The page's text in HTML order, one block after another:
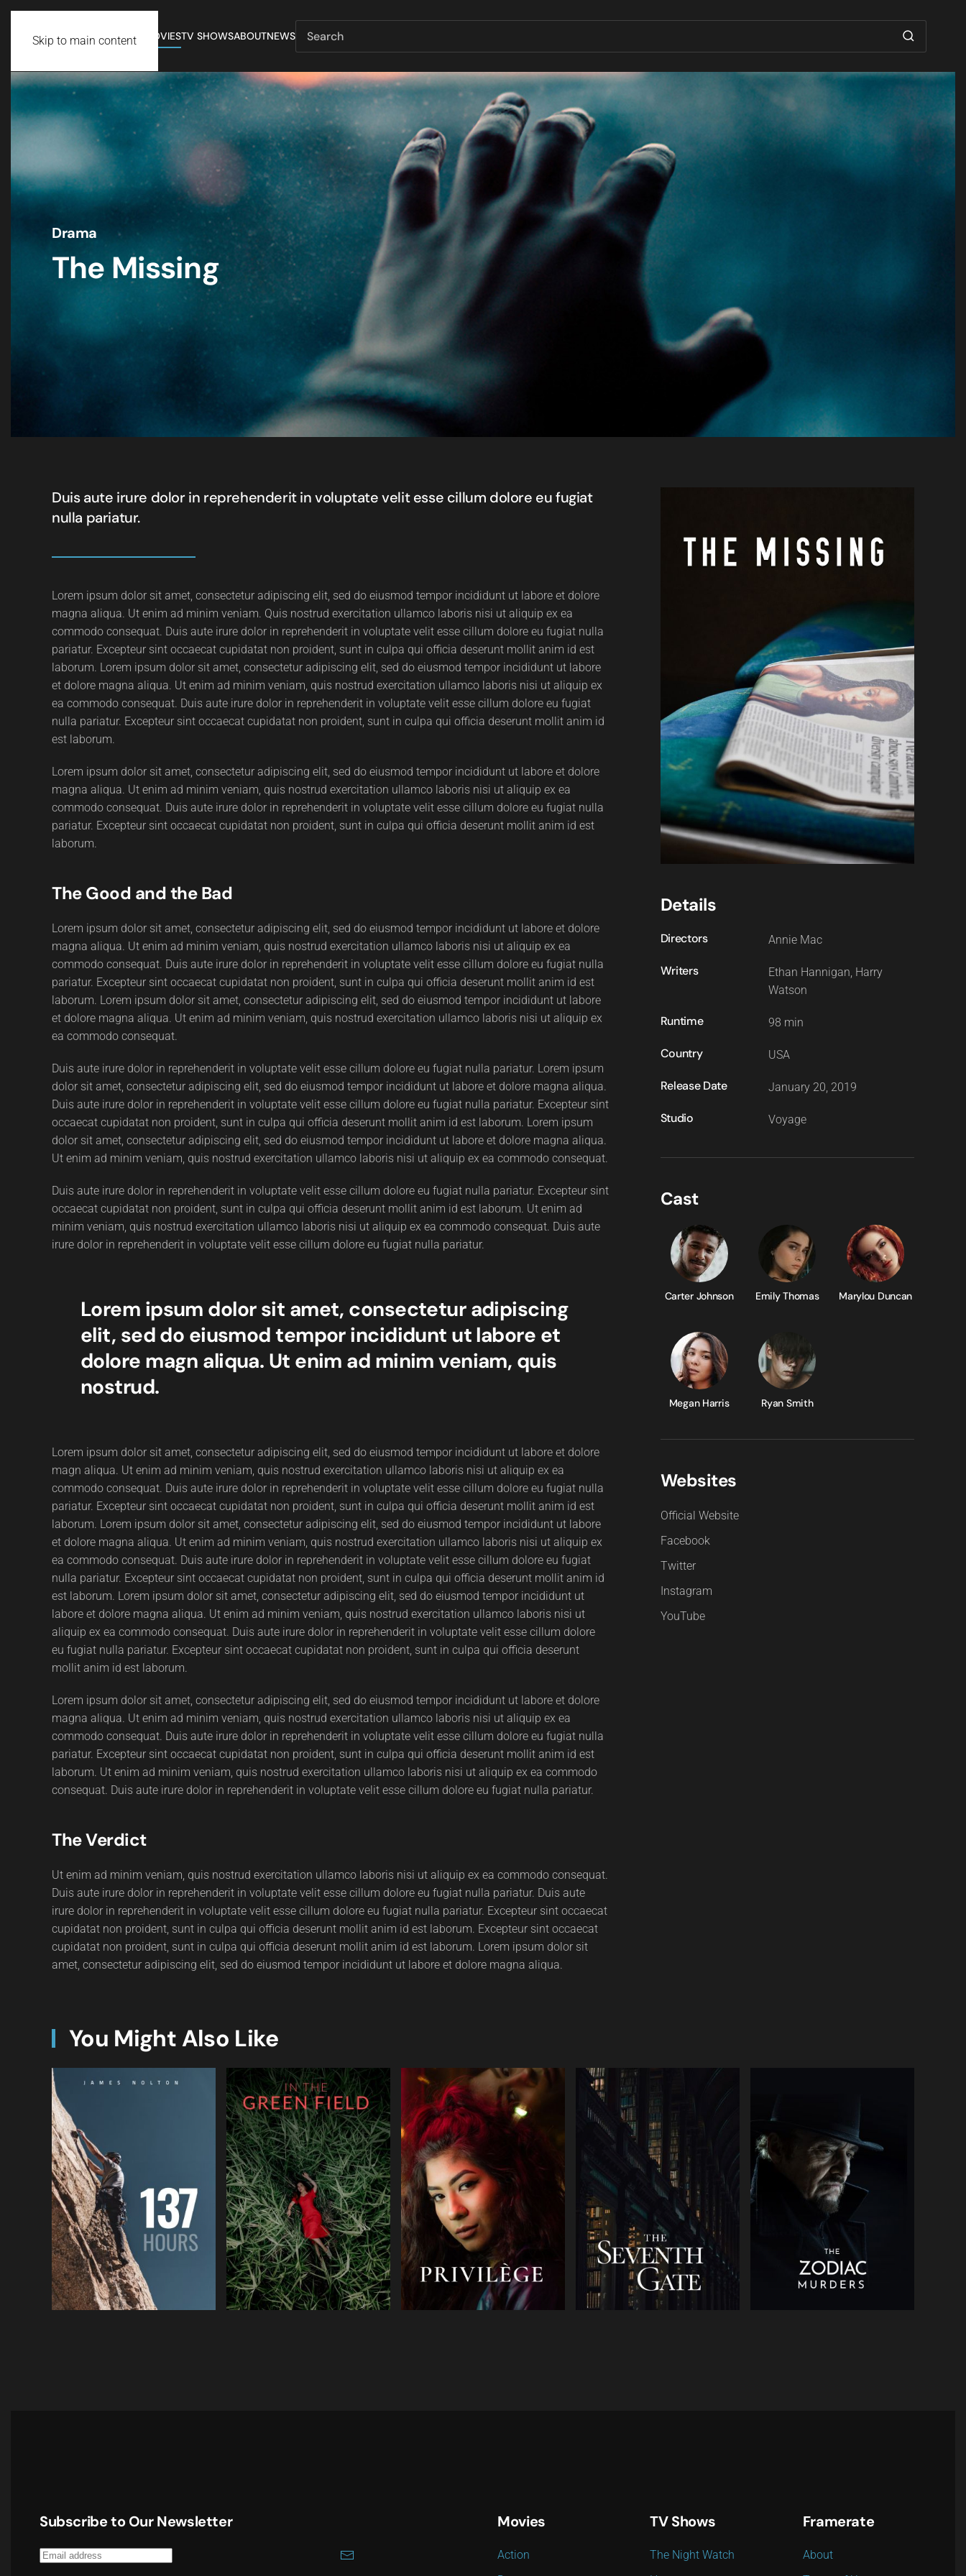
Skip to main content MOVIESTV SHOWSABOUTNEWS
Drama
The Missing
Duis aute irure dolor in reprehenderit in voluptate velit esse cillum dolore eu fugiat
nulla pariatur.
Lorem ipsum dolor sit amet, consectetur adipiscing elit, sed do eiusmod tempor incididunt ut labore et dolore
magna aliqua. Ut enim ad minim veniam. Quis nostrud exercitation ullamco laboris nisi ut aliquip ex ea
commodo consequat. Duis aute irure dolor in reprehenderit in voluptate velit esse cillum dolore eu fugiat nulla
pariatur. Excepteur sint occaecat cupidatat non proident, sunt in culpa qui officia deserunt mollit anim id est
laborum. Lorem ipsum dolor sit amet, consectetur adipiscing elit, sed do eiusmod tempor incididunt ut labore
et dolore magna aliqua. Ut enim ad minim veniam, quis nostrud exercitation ullamco laboris nisi ut aliquip ex
ea commodo consequat. Duis aute irure dolor in reprehenderit in voluptate velit esse cillum dolore eu fugiat
nulla pariatur. Excepteur sint occaecat cupidatat non proident, sunt in culpa qui officia deserunt mollit anim id
est laborum.
Lorem ipsum dolor sit amet, consectetur adipiscing elit, sed do eiusmod tempor incididunt ut labore et dolore
magna aliqua. Ut enim ad minim veniam, quis nostrud exercitation ullamco laboris nisi ut aliquip ex ea
commodo consequat. Duis aute irure dolor in reprehenderit in voluptate velit esse cillum dolore eu fugiat nulla
pariatur. Excepteur sint occaecat cupidatat non proident, sunt in culpa qui officia deserunt mollit anim id est
laborum.
The Good and the Bad
Lorem ipsum dolor sit amet, consectetur adipiscing elit, sed do eiusmod tempor incididunt ut labore et dolore
magna aliqua. Ut enim ad minim veniam, quis nostrud exercitation ullamco laboris nisi ut aliquip ex ea
commodo consequat. Duis aute irure dolor in reprehenderit in voluptate velit esse cillum dolore eu fugiat nulla
pariatur. Excepteur sint occaecat cupidatat non proident, sunt in culpa qui officia deserunt mollit anim id est
laborum. Lorem ipsum dolor sit amet, consectetur adipiscing elit, sed do eiusmod tempor incididunt ut labore
et dolore magna aliqua. Ut enim ad minim veniam, quis nostrud exercitation ullamco laboris nisi ut aliquip ex
ea commodo consequat.
Duis aute irure dolor in reprehenderit in voluptate velit esse cillum dolore eu fugiat nulla pariatur. Lorem ipsum
dolor sit amet, consectetur adipiscing elit, sed do eiusmod tempor incididunt ut labore et dolore magna aliqua.
Duis aute irure dolor in reprehenderit in voluptate velit esse cillum dolore eu fugiat nulla pariatur. Excepteur sint
occaecat cupidatat non proident, sunt in culpa qui officia deserunt mollit anim id est laborum. Lorem ipsum
dolor sit amet, consectetur adipiscing elit, sed do eiusmod tempor incididunt ut labore et dolore magna aliqua.
Ut enim ad minim veniam, quis nostrud exercitation ullamco laboris nisi ut aliquip ex ea commodo consequat.
Duis aute irure dolor in reprehenderit in voluptate velit esse cillum dolore eu fugiat nulla pariatur. Excepteur sint
occaecat cupidatat non proident, sunt in culpa qui officia deserunt mollit anim id est laborum. Ut enim ad
minim veniam, quis nostrud exercitation ullamco laboris nisi ut aliquip ex ea commodo consequat. Duis aute
irure dolor in reprehenderit in voluptate velit esse cillum dolore eu fugiat nulla pariatur.
Lorem ipsum dolor sit amet, consectetur adipiscing
elit, sed do eiusmod tempor incididunt ut labore et
dolore magn aliqua. Ut enim ad minim veniam, quis
nostrud.
Lorem ipsum dolor sit amet, consectetur adipiscing elit, sed do eiusmod tempor incididunt ut labore et dolore
magn aliqua. Ut enim ad minim veniam, quis nostrud exercitation ullamco laboris nisi ut aliquip ex ea
commodo consequat. Duis aute irure dolor in reprehenderit in voluptate velit esse cillum dolore eu fugiat nulla
pariatur. Excepteur sint occaecat cupidatat non proident, sunt in culpa qui officia deserunt mollit anim id est
laborum. Lorem ipsum dolor sit amet, consectetur adipiscing elit, sed do eiusmod tempor incididunt ut labore
et dolore magna aliqua. Ut enim ad minim veniam, quis nostrud exercitation ullamco laboris nisi ut aliquip ex
ea commodo consequat. Duis aute irure dolor in reprehenderit in voluptate velit esse cillum dolore eu fugiat
nulla pariatur. Excepteur sint occaecat cupidatat non proident, sunt in culpa qui officia deserunt mollit anim id
est laborum. Lorem ipsum dolor sit amet, consectetur adipiscing elit, sed do eiusmod tempor incididunt ut
labore et dolore magna aliqua. Ut enim ad minim veniam, quis nostrud exercitation ullamco laboris nisi ut
aliquip ex ea commodo consequat. Duis aute irure dolor in reprehenderit in voluptate velit esse cillum dolore
eu fugiat nulla pariatur. Excepteur sint occaecat cupidatat non proident, sunt in culpa qui officia deserunt
mollit anim id est laborum.
Lorem ipsum dolor sit amet, consectetur adipiscing elit, sed do eiusmod tempor incididunt ut labore et dolore
magna aliqua. Ut enim ad minim veniam, quis nostrud exercitation ullamco laboris nisi ut aliquip ex ea
commodo consequat. Duis aute irure dolor in reprehenderit in voluptate velit esse cillum dolore eu fugiat nulla
pariatur. Excepteur sint occaecat cupidatat non proident, sunt in culpa qui officia deserunt mollit anim id est
laborum. Ut enim ad minim veniam, quis nostrud exercitation ullamco laboris nisi ut aliquip ex ea commodo
consequat. Duis aute irure dolor in reprehenderit in voluptate velit esse cillum dolore eu fugiat nulla pariatur.
The Verdict
Ut enim ad minim veniam, quis nostrud exercitation ullamco laboris nisi ut aliquip ex ea commodo consequat.
Duis aute irure dolor in reprehenderit in voluptate velit esse cillum dolore eu fugiat nulla pariatur. Duis aute
irure dolor in reprehenderit in voluptate velit esse cillum dolore eu fugiat nulla pariatur. Excepteur sint occaecat
cupidatat non proident, sunt in culpa qui officia deserunt mollit anim id est laborum. Excepteur sint occaecat
cupidatat non proident, sunt in culpa qui officia deserunt mollit anim id est laborum. Lorem ipsum dolor sit
amet, consectetur adipiscing elit, sed do eiusmod tempor incididunt ut labore et dolore magna aliqua.
Details
Directors Annie Mac
Writers
Ethan Hannigan, Harry
Watson
Runtime 98 min
Country USA
Release Date January 20, 2019
Studio Voyage
Cast
Carter Johnson Emily Thomas Marylou Duncan
Megan Harris Ryan Smith
Websites
Official Website
Facebook
Twitter
Instagram
YouTube
You Might Also Like
Subscribe to Our Newsletter Movies
Action
TV Shows
The Night Watch
Framerate
About